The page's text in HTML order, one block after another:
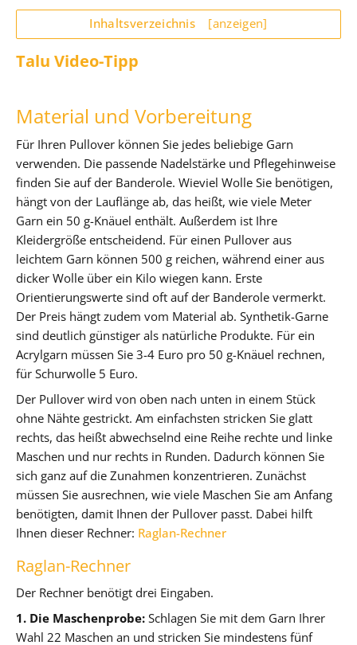
Inhaltsverzeichnis [anzeigen]
Talu Video-Tipp
Material und Vorbereitung
Für Ihren Pullover können Sie jedes beliebige Garn
verwenden. Die passende Nadelstärke und Pflegehinweise
finden Sie auf der Banderole. Wieviel Wolle Sie benötigen,
hängt von der Lauflänge ab, das heißt, wie viele Meter
Garn ein 50 g-Knäuel enthält. Außerdem ist Ihre
Kleidergröße entscheidend. Für einen Pullover aus
leichtem Garn können 500 g reichen, während einer aus
dicker Wolle über ein Kilo wiegen kann. Erste
Orientierungswerte sind oft auf der Banderole vermerkt.
Der Preis hängt zudem vom Material ab. Synthetik-Garne
sind deutlich günstiger als natürliche Produkte. Für ein
Acrylgarn müssen Sie 3-4 Euro pro 50 g-Knäuel rechnen,
für Schurwolle 5 Euro.
Der Pullover wird von oben nach unten in einem Stück
ohne Nähte gestrickt. Am einfachsten stricken Sie glatt
rechts, das heißt abwechselnd eine Reihe rechte und linke
Maschen und nur rechts in Runden. Dadurch können Sie
sich ganz auf die Zunahmen konzentrieren. Zunächst
müssen Sie ausrechnen, wie viele Maschen Sie am Anfang
benötigten, damit Ihnen der Pullover passt. Dabei hilft
Ihnen dieser Rechner: Raglan-Rechner
Raglan-Rechner
Der Rechner benötigt drei Eingaben.
1. Die Maschenprobe: Schlagen Sie mit dem Garn Ihrer
Wahl 22 Maschen an und stricken Sie mindestens fünf